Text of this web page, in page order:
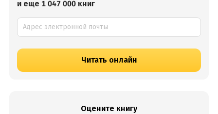
и еще 1 047 000 книг
Читать онлайн
Оцените книгу